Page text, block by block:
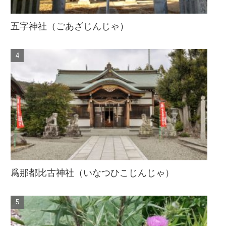
五字神社（ごあざじんじゃ）
爲那都比古神社（いなつひこじんじゃ）